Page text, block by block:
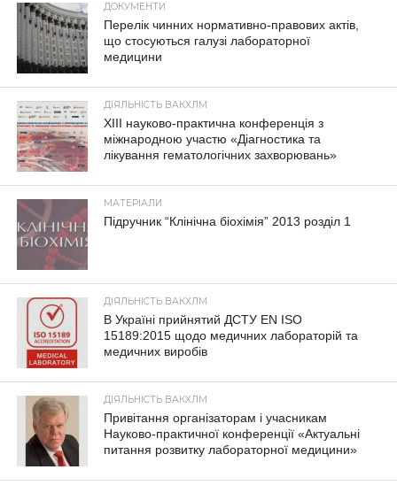
ДОКУМЕНТИ
Перелік чинних нормативно-правових актів,
що стосуються галузі лабораторної
медицини
ДІЯЛЬНІСТЬ ВАКХЛМ
XIII науково-практична конференція з
міжнародною участю «Діагностика та
лікування гематологічних захворювань»
МАТЕРІАЛИ
Підручник “Клінічна біохімія” 2013 розділ 1
ДІЯЛЬНІСТЬ ВАКХЛМ
В Україні прийнятий ДСТУ EN ISO
15189:2015 щодо медичних лабораторій та
медичних виробів
ДІЯЛЬНІСТЬ ВАКХЛМ
Привітання організаторам і учасникам
Науково-практичної конференції «Актуальні
питання розвитку лабораторної медицини»